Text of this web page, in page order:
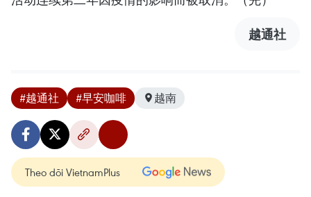
越通社
#越通社 #早安咖啡 越南
Theo dõi VietnamPlus